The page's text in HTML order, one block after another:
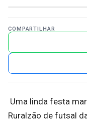
COMPARTILHAR
Uma linda festa
Ruralzão de futsal